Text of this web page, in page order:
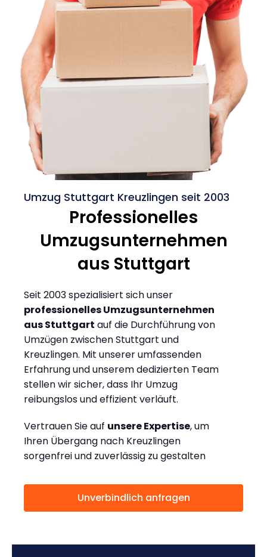
Umzug Stuttgart Kreuzlingen seit 2003
Professionelles
Umzugsunternehmen
aus Stuttgart
Seit 2003 spezialisiert sich unser
professionelles Umzugsunternehmen
aus Stuttgart auf die Durchführung von
Umzügen zwischen Stuttgart und
Kreuzlingen. Mit unserer umfassenden
Erfahrung und unserem dedizierten Team
stellen wir sicher, dass Ihr Umzug
reibungslos und effizient verläuft.
Vertrauen Sie auf unsere Expertise, um
Ihren Übergang nach Kreuzlingen
sorgenfrei und zuverlässig zu gestalten
Unverbindlich anfragen